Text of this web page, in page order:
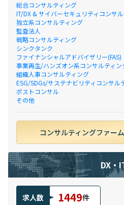
総合コンサルティング
IT/DX & サイバーセキュリティコンサ
独立系コンサルティング
監査法人
戦略コンサルティング
シンクタンク
ファイナンシャルアドバイザリー(FAS)
事業再生/ハンズオン系コンサルティン
組織人事コンサルティング
ESG/SDGs/サステナビリティコンサル
ポストコンサル
その他
コンサルティングファー
DX・
求人数 1449件